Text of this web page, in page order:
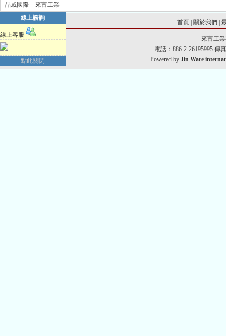
晶威國際
來富工業
線上諮詢
線上客服
點此關閉
首頁 |關於我們 |
來富工
電話：886-2-26195995 傳
Powered byJin Ware